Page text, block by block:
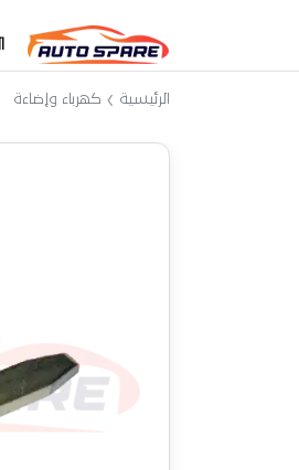
الرئيسية كهرباء وإضاءة